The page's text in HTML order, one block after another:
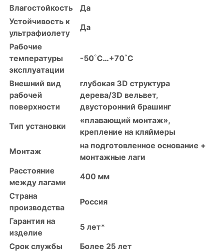
Влагостойкость
Да
Устойчивость к
ультрафиолету
Да
Рабочие
температуры
эксплуатации
-50˚С…+70˚С
Внешний вид
рабочей
поверхности
глубокая 3D структура
дерева/3D вельвет,
двусторонний брашинг
Тип установки
«плавающий монтаж»,
крепление на кляймеры
Монтаж
на подготовленное основание +
монтажные лаги
Расстояние
между лагами
400 мм
Страна
производства
Россия
Гарантия на
изделие
5 лет*
Срок службы
Более 25 лет